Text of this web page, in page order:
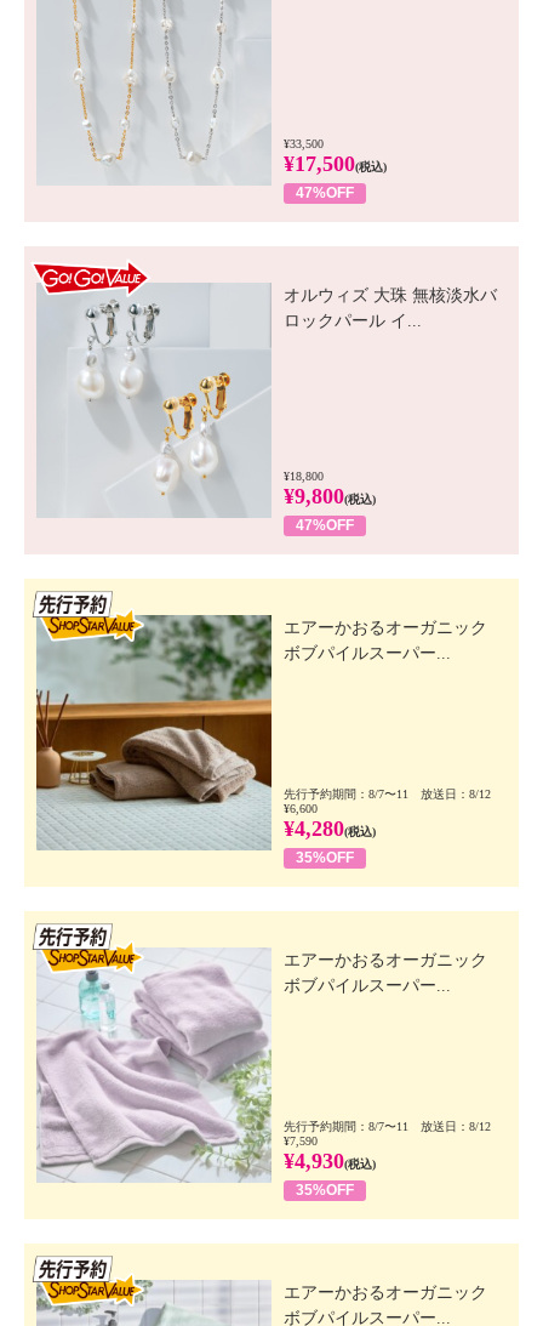
¥33,500
¥17,500(税込)
47%OFF
オルウィズ 大珠 無核淡水バ
ロックパール イ...
¥18,800
¥9,800(税込)
47%OFF
エアーかおるオーガニック
ボブパイルスーパー...
先行予約期間：8/7〜11 放送日：8/12
¥6,600
¥4,280(税込)
35%OFF
エアーかおるオーガニック
ボブパイルスーパー...
先行予約期間：8/7〜11 放送日：8/12
¥7,590
¥4,930(税込)
35%OFF
エアーかおるオーガニック
ボブパイルスーパー...